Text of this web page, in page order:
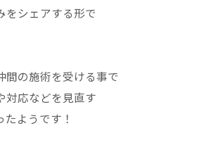
をシェアする形で
間の施術を受ける事で
対応などを見直す
ようです！